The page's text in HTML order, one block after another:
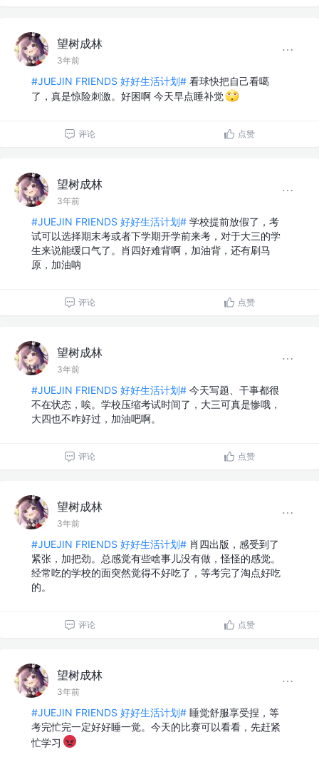
望树成林
3年前
#JUEJIN FRIENDS 好好生活计划# 看球快把自己看噶
了，真是惊险刺激。好困啊 今天早点睡补觉
评论 点赞
望树成林
3年前
#JUEJIN FRIENDS 好好生活计划# 学校提前放假了，考
试可以选择期末考或者下学期开学前来考，对于大三的学
生来说能缓口气了。肖四好难背啊，加油背，还有刷马
原，加油呐
评论 点赞
望树成林
3年前
#JUEJIN FRIENDS 好好生活计划# 今天写题、干事都很
不在状态，唉。学校压缩考试时间了，大三可真是惨哦，
大四也不咋好过，加油吧啊。
评论 点赞
望树成林
3年前
#JUEJIN FRIENDS 好好生活计划# 肖四出版，感受到了
紧张，加把劲。总感觉有些啥事儿没有做，怪怪的感觉。
经常吃的学校的面突然觉得不好吃了，等考完了淘点好吃
的。
评论 点赞
望树成林
3年前
#JUEJIN FRIENDS 好好生活计划# 睡觉舒服享受捏，等
考完忙完一定好好睡一觉。今天的比赛可以看看，先赶紧
忙学习